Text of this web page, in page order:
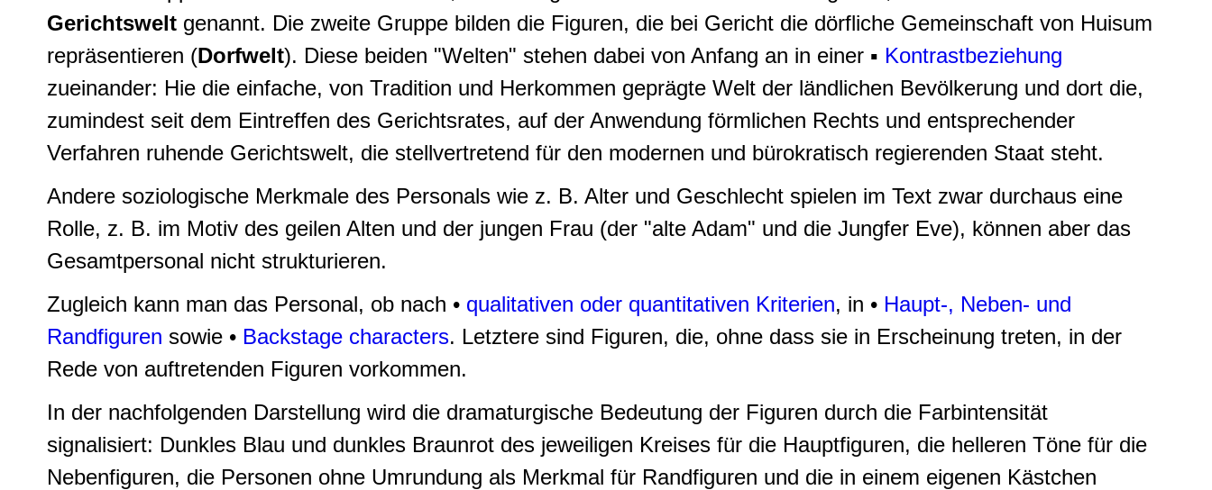
Gerichtswelt genannt. Die zweite Gruppe bilden die Figuren, die bei Gericht die dörfliche Gemeinschaft von Huisum
repräsentieren (Dorfwelt). Diese beiden "Welten" stehen dabei von Anfang an in einer ▪ Kontrastbeziehung
zueinander: Hie die einfache, von Tradition und Herkommen geprägte Welt der ländlichen Bevölkerung und dort die,
zumindest seit dem Eintreffen des Gerichtsrates, auf der Anwendung förmlichen Rechts und entsprechender
Verfahren ruhende Gerichtswelt, die stellvertretend für den modernen und bürokratisch regierenden Staat steht.
Andere soziologische Merkmale des Personals wie z. B. Alter und Geschlecht spielen im Text zwar durchaus eine
Rolle, z. B. im Motiv des geilen Alten und der jungen Frau (der "alte Adam" und die Jungfer Eve), können aber das
Gesamtpersonal nicht strukturieren.
Zugleich kann man das Personal, ob nach • qualitativen oder quantitativen Kriterien, in • Haupt-, Neben- und
Randfiguren sowie • Backstage characters. Letztere sind Figuren, die, ohne dass sie in Erscheinung treten, in der
Rede von auftretenden Figuren vorkommen.
In der nachfolgenden Darstellung wird die dramaturgische Bedeutung der Figuren durch die Farbintensität
signalisiert: Dunkles Blau und dunkles Braunrot des jeweiligen Kreises für die Hauptfiguren, die helleren Töne für die
Nebenfiguren, die Personen ohne Umrundung als Merkmal für Randfiguren und die in einem eigenen Kästchen